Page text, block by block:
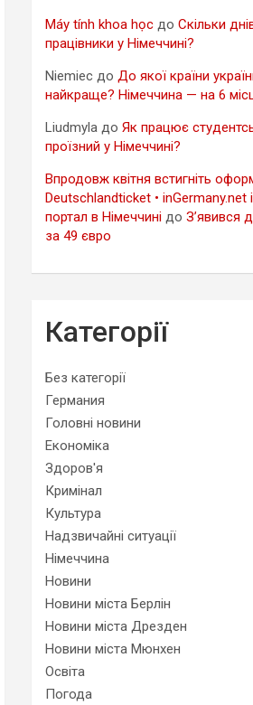
Máy tính khoa học доСкільки
працівники у Німеччині?
Niemiec доДо якої країни
найкраще? Німеччина — на 6
Liudmyla доЯк працює
проїзний у Німеччині?
Впродовж квітня встигніть
Deutschlandticket • inGermany.net
портал в Німеччині доЗ’явився
за 49 євро
Категорії
Без категорії
Германия
Головні новини
Економіка
Здоров'я
Кримінал
Культура
Надзвичайні ситуації
Німеччина
Новини
Новини міста Берлін
Новини міста Дрезден
Новини міста Мюнхен
Освіта
Погода